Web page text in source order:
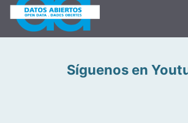
Síguenos en